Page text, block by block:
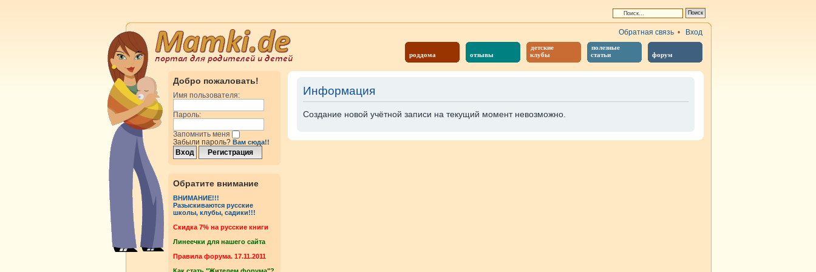
роддома отзывы
детские
клубы
полезные
статьи
форум
Обратная связь • Вход
Добро пожаловать!
Имя пользователя:
Пароль:
Запомнить меня
Забыли пароль? Вам сюда!!
Обратите внимание
ВНИМАНИЕ!!!
Разыскиваются русские
школы, клубы, садики!!!
Cкидка 7% на русские книги
Линеечки для нашего сайта
Правила форума. 17.11.2011
Информация
Создание новой учётной записи на текущий момент невозможно.